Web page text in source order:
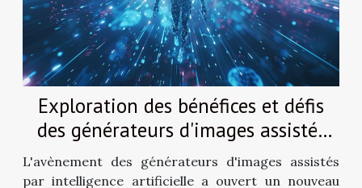
Exploration des bénéfices et défis
des générateurs d'images assistés
par IA
L'avènement des générateurs d'images assistés
par intelligence artificielle a ouvert un nouveau